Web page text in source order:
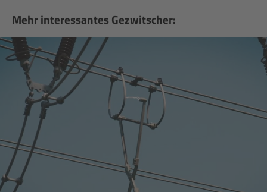
Mehr interessantes Gezwitscher: